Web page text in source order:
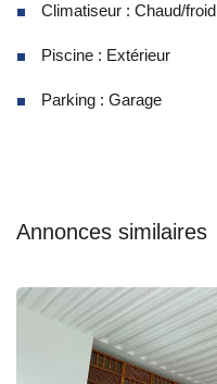
Climatiseur : Chaud/froid
Piscine : Extérieur
Parking : Garage
Annonces similaires